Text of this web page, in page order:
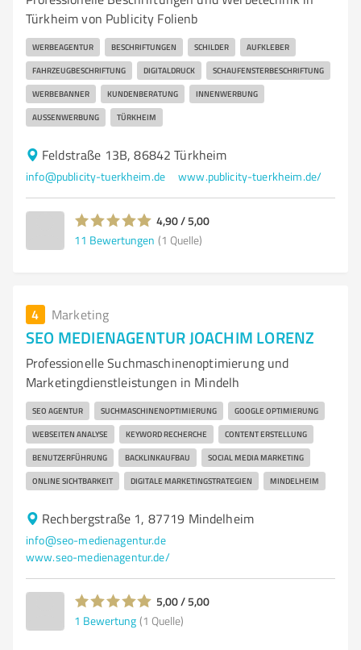
Türkheim von Publicity Folienb
WERBEAGENTUR BESCHRIFTUNGEN SCHILDER AUFKLEBER
FAHRZEUGBESCHRIFTUNG DIGITALDRUCK SCHAUFENSTERBESCHRIFTUNG
WERBEBANNER KUNDENBERATUNG INNENWERBUNG
AUSSENWERBUNG TÜRKHEIM
Feldstraße 13B, 86842 Türkheim
info@publicity-tuerkheim.de www.publicity-tuerkheim.de/
4,90 / 5,00
11 Bewertungen (1 Quelle)
4 Marketing
SEO MEDIENAGENTUR JOACHIM LORENZ
Professionelle Suchmaschinenoptimierung und
Marketingdienstleistungen in Mindelh
SEO AGENTUR SUCHMASCHINENOPTIMIERUNG GOOGLE OPTIMIERUNG
WEBSEITEN ANALYSE KEYWORD RECHERCHE CONTENT ERSTELLUNG
BENUTZERFÜHRUNG BACKLINKAUFBAU SOCIAL MEDIA MARKETING
ONLINE SICHTBARKEIT DIGITALE MARKETINGSTRATEGIEN MINDELHEIM
Rechbergstraße 1, 87719 Mindelheim
info@seo-medienagentur.de
www.seo-medienagentur.de/
5,00 / 5,00
1 Bewertung (1 Quelle)